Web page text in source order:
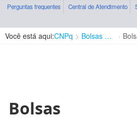
Perguntas frequentes Central de Atendimento
Você está aqui:CNPq Bolsas e Auxílios Vigentes
Bolsas